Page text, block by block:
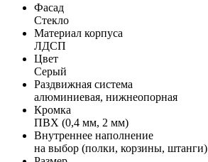
Фасад
Стекло
Материал корпуса
ЛДСП
Цвет
Серый
Раздвижная система
алюминиевая, нижнеопорная
Кромка
ПВХ (0,4 мм, 2 мм)
Внутреннее наполнение
на выбор (полки, корзины, штанги)